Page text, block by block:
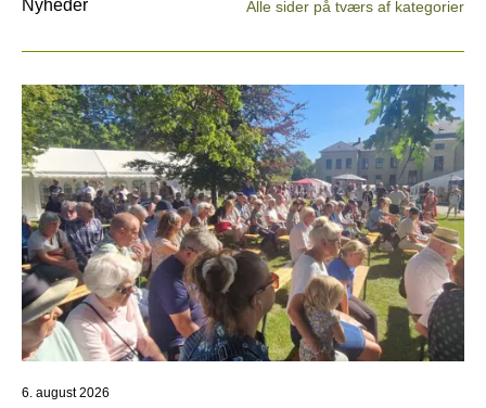
Nyheder Alle sider på tværs af kategorier
6. august 2026